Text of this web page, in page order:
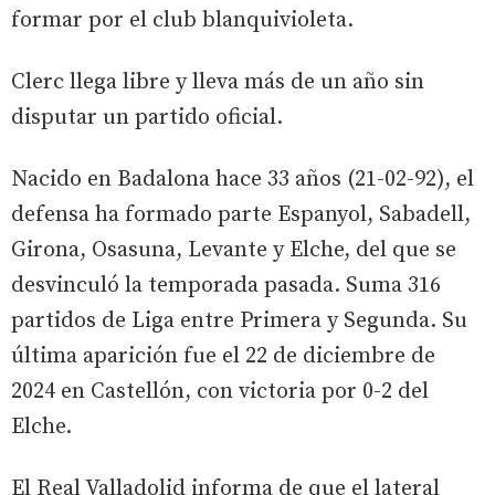
formar por el club blanquivioleta.
Clerc llega libre y lleva más de un año sin
disputar un partido oficial.
Nacido en Badalona hace 33 años (21-02-92), el
defensa ha formado parte Espanyol, Sabadell,
Girona, Osasuna, Levante y Elche, del que se
desvinculó la temporada pasada. Suma 316
partidos de Liga entre Primera y Segunda. Su
última aparición fue el 22 de diciembre de
2024 en Castellón, con victoria por 0-2 del
Elche.
El Real Valladolid informa de que el lateral